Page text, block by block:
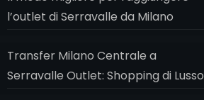
l’outlet di Serravalle da Milano
Transfer Milano Centrale a
Serravalle Outlet: Shopping di Lusso